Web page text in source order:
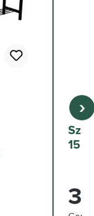
15
›